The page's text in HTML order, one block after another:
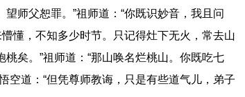
师父恕罪。”祖师道：“你既识妙音，我且问
懂，不知多少时节。只记得灶下无火，常去山
矣。”祖师道：“那山唤名烂桃山。你既吃七
空道：“但凭尊师教诲，只是有些道气儿，弟子